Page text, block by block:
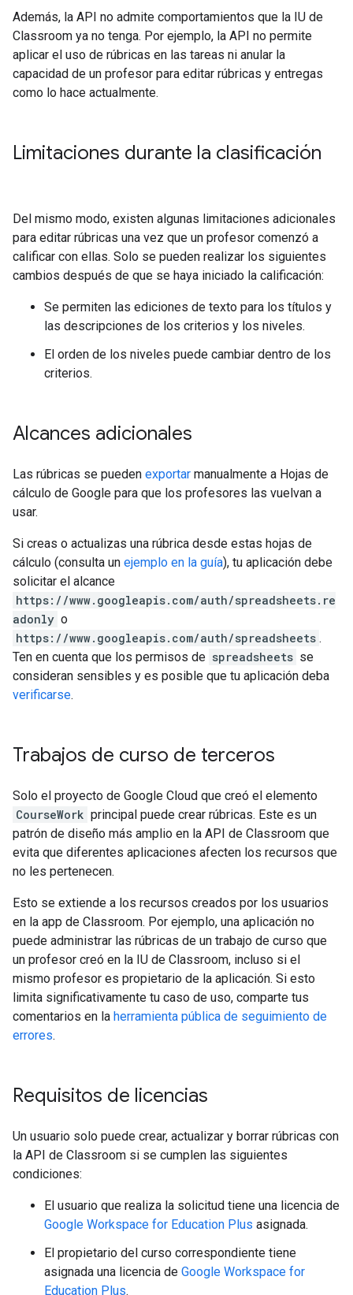
Además, la API no admite comportamientos que la IU de
Classroom ya no tenga. Por ejemplo, la API no permite
aplicar el uso de rúbricas en las tareas ni anular la
capacidad de un profesor para editar rúbricas y entregas
como lo hace actualmente.
Limitaciones durante la clasificación
Del mismo modo, existen algunas limitaciones adicionales
para editar rúbricas una vez que un profesor comenzó a
calificar con ellas. Solo se pueden realizar los siguientes
cambios después de que se haya iniciado la calificación:
Se permiten las ediciones de texto para los títulos y
las descripciones de los criterios y los niveles.
El orden de los niveles puede cambiar dentro de los
criterios.
Alcances adicionales
Las rúbricas se pueden exportar manualmente a Hojas de
cálculo de Google para que los profesores las vuelvan a
usar.
Si creas o actualizas una rúbrica desde estas hojas de
cálculo (consulta un ejemplo en la guía), tu aplicación debe
solicitar el alcance
https://www.googleapis.com/auth/spreadsheets.re
adonly o
https://www.googleapis.com/auth/spreadsheets .
Ten en cuenta que los permisos de spreadsheets se
consideran sensibles y es posible que tu aplicación deba
verificarse.
Trabajos de curso de terceros
Solo el proyecto de Google Cloud que creó el elemento
CourseWork principal puede crear rúbricas. Este es un
patrón de diseño más amplio en la API de Classroom que
evita que diferentes aplicaciones afecten los recursos que
no les pertenecen.
Esto se extiende a los recursos creados por los usuarios
en la app de Classroom. Por ejemplo, una aplicación no
puede administrar las rúbricas de un trabajo de curso que
un profesor creó en la IU de Classroom, incluso si el
mismo profesor es propietario de la aplicación. Si esto
limita significativamente tu caso de uso, comparte tus
comentarios en la herramienta pública de seguimiento de
errores.
Requisitos de licencias
Un usuario solo puede crear, actualizar y borrar rúbricas con
la API de Classroom si se cumplen las siguientes
condiciones:
El usuario que realiza la solicitud tiene una licencia de
Google Workspace for Education Plus asignada.
El propietario del curso correspondiente tiene
asignada una licencia de Google Workspace for
Education Plus.